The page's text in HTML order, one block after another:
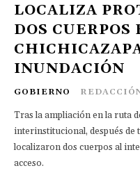
LOCALIZA
DOS CUERPOS
INUNDACIÓN
GOBIERNO
Tras la ampliación en la ruta
interinstitucional, después de
localizaron dos cuerpos al
acceso.